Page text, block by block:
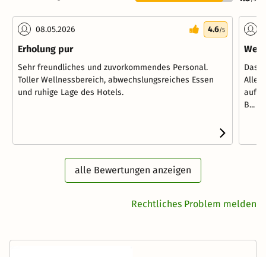
08.05.2026 4.6/5
Erholung pur
Sehr freundliches und zuvorkommendes Personal.
Toller Wellnessbereich, abwechslungsreiches Essen
und ruhige Lage des Hotels.
Das
Alles
B...
alle Bewertungen anzeigen
Rechtliches Problem melden